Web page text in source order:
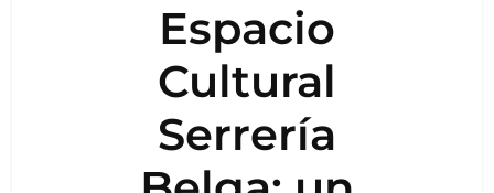
Espacio
Cultural
Serrería